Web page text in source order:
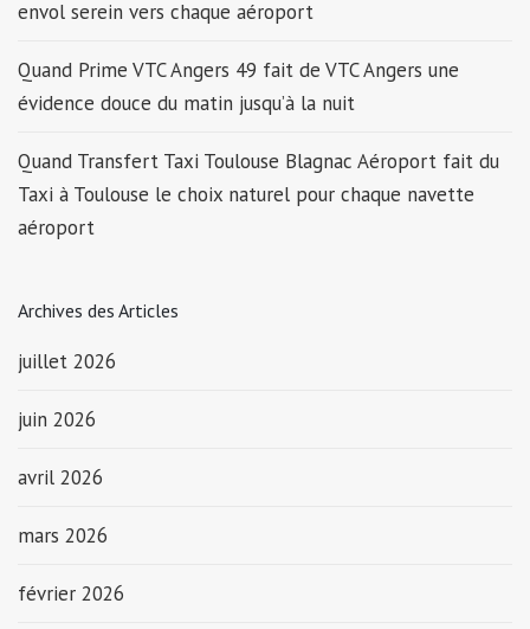
envol serein vers chaque aéroport
Quand Prime VTC Angers 49 fait de VTC Angers une
évidence douce du matin jusqu’à la nuit
Quand Transfert Taxi Toulouse Blagnac Aéroport fait du
Taxi à Toulouse le choix naturel pour chaque navette
aéroport
Archives des Articles
juillet 2026
juin 2026
avril 2026
mars 2026
février 2026